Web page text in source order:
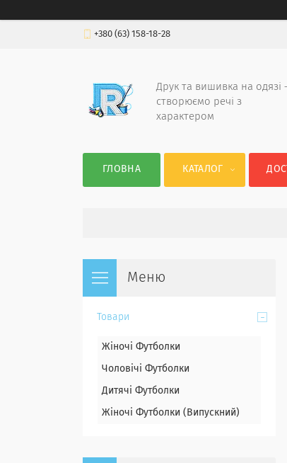
+380 (63) 158-18-28
Друк та вишивка на одязі
створюємо речі з
характером
ГЛОВНА КАТАЛОГ
Товари
Жіночі Футболки
Чоловічі Футболки
Дитячі Футболки
Жіночі Футболки (Випускний)